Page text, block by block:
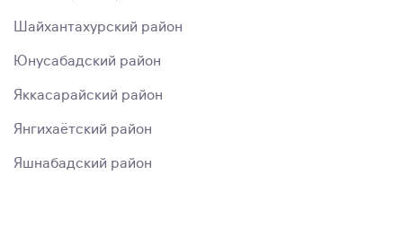
Шайхантахурский район
Юнусабадский район
Яккасарайский район
Янгихаётский район
Яшнабадский район